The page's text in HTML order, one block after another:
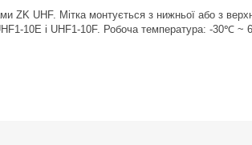
ZK UHF. Мітка монтується з нижньої або з
10E і UHF1-10F. Робоча температура: -30℃